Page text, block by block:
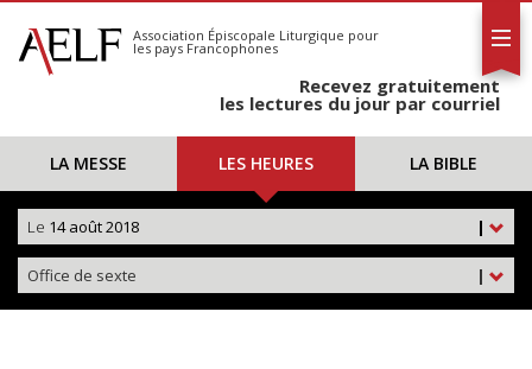
S'abonner
Calendrier
Association Épiscopale Liturgique pour
les pays Francophones
Recevez gratuitement
les lectures du jour par courriel
LA MESSE LES HEURES LA BIBLE
|
Le 14 août 2018
|
Office de sexte